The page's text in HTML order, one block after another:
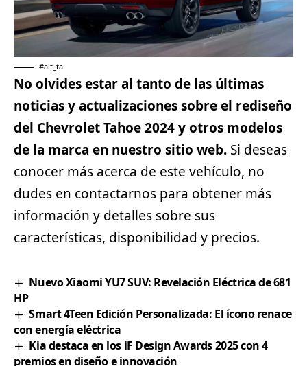
#alt_ta
No olvides estar al tanto de las últimas
noticiasy actualizaciones sobre el rediseño
del Chevrolet Tahoe 2024 y otros modelos
de la marca en nuestro sitio web. Si deseas
conocer más acerca de este vehículo, no
dudes en contactarnos para obtener más
información y detalles sobre sus
características, disponibilidad y precios.
Nuevo Xiaomi YU7 SUV: Revelación Eléctrica de 681
HP
Smart 4Teen Edición Personalizada: El ícono renace
con energía eléctrica
Kia destaca en los iF Design Awards 2025 con 4
premios en diseño e innovación